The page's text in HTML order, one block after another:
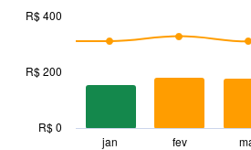
with
has
jan fev
R$ 0
R$ 200
R$ 400